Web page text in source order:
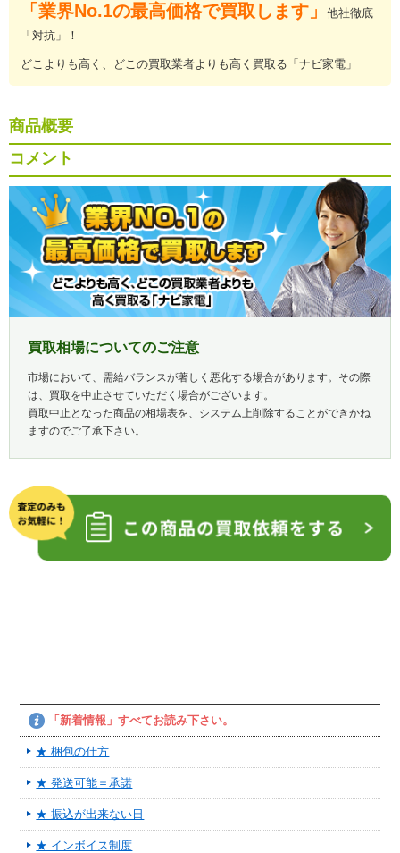
「業界No.1の最高価格で買取します」
他社徹底
「対抗」！
どこよりも高く、どこの買取業者よりも高く買取る「ナビ家電」
商品概要
コメント
買取相場についてのご注意
市場において、需給バランスが著しく悪化する場合があります。その際
は、買取を中止させていただく場合がございます。
買取中止となった商品の相場表を、システム上削除することができかね
ますのでご了承下さい。
「新着情報」すべてお読み下さい。
★ 梱包の仕方
★ 発送可能＝承諾
★ 振込が出来ない日
★ インボイス制度